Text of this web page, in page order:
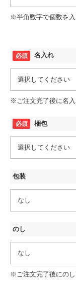
※半角数字で個数を
名入れ
※ご注文完了後に名
梱包
包装
のし
※ご注文完了後にの